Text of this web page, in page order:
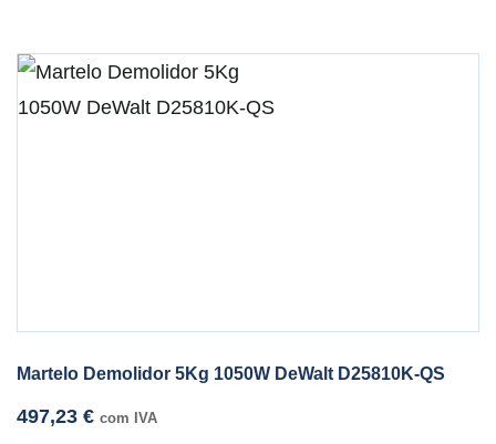
Martelo Demolidor 5Kg 1050W DeWalt D25810K-QS
497,23 € com IVA